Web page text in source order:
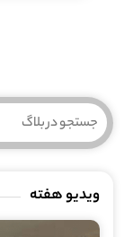
ویدیو هفته